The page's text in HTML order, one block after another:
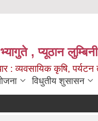
भ्यागुते , प्यूठान
: व्यवसायिक कृषि, पर्यटन
विधुतीय शुसासन